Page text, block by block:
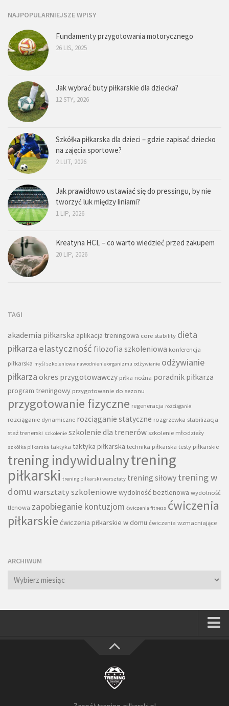
NAJPOPULARNIEJSZE WPISY
Fundamenty przygotowania motorycznego
26 LIS, 2025
Jak wybrać buty piłkarskie dla dziecka?
12 STY, 2026
Szkółka piłkarska dla dzieci – gdzie zapisać dziecko
na zajęcia sportowe?
2 LUT, 2026
Jak prawidłowo ustawiać się do pressingu, by nie
tworzyć luk między liniami?
1 LIP, 2026
Kreatyna HCL – co warto wiedzieć przed zakupem
20 LIP, 2026
TAGI
akademia piłkarska aplikacja treningowa core stability dieta
piłkarza elastyczność filozofia szkoleniowa konferencja
piłkarska myśl szkoleniowa nawodnienie organizmu odżywianie odżywianie
piłkarza okres przygotowawczy piłka nożna poradnik piłkarza
program treningowy przygotowanie do sezonu
przygotowanie fizyczne regeneracja rozciąganie
rozciąganie dynamiczne rozciąganie statyczne rozgrzewka stabilizacja
staż trenerski szkolenie szkolenie dla trenerów szkolenie młodzieży
szkółka piłkarska taktyka taktyka piłkarska technika piłkarska testy piłkarskie
trening indywidualnytrening
piłkarski trening piłkarski warsztaty trening siłowy trening w
domu warsztaty szkoleniowe wydolność beztlenowa wydolność
tlenowa zapobieganie kontuzjom ćwiczenia fitness ćwiczenia
piłkarskie ćwiczenia piłkarskie w domu ćwiczenia wzmacniające
ARCHIWUM
Archiwum